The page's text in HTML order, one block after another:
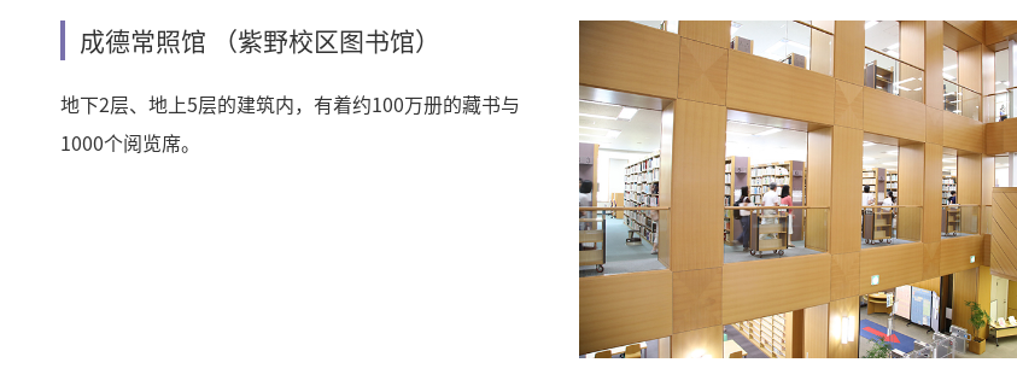
成德常照馆 （紫野校区图书馆）
地下2层、地上5层的建筑内，有着约100万册的藏书与
1000个阅览席。